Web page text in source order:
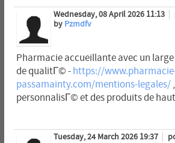
Wednesday, 08 April 2026 11:13
by Pzmdfv
Pharmacie accueillante avec un
de qualitГ© - https://
passamainty.com/mentions-legales/,
personnalisГ© et des produits de
Tuesday, 24 March 2026 19:37